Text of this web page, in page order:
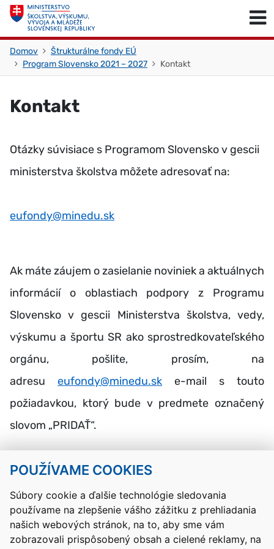
POUŽÍVAME COOKIES
Súbory cookie a ďalšie technológie sledovania
používame na zlepšenie vášho zážitku z prehliadania
našich webových stránok, na to, aby sme vám
zobrazovali prispôsobený obsah a cielené reklamy, na
Skočiť na obsah
Domov
Štrukturálne fondy EÚ
Program Slovensko 2021 – 2027
Kontakt
Kontakt
Otázky súvisiace s Programom Slovensko v gescii
ministerstva školstva môžete adresovať na:
eufondy@minedu.sk
Ak máte záujem o zasielanie noviniek a aktuálnych
informácií o oblastiach podpory z Programu
Slovensko v gescii Ministerstva školstva, vedy,
výskumu a športu SR ako sprostredkovateľského
orgánu, pošlite, prosím, na
adresu eufondy@minedu.sk e-mail s touto
požiadavkou, ktorý bude v predmete označený
slovom „PRIDAŤ“.
Skočiť na začiatok stránky
Kontakty Mapa stránky RSS
Vyhlásenie o prístupnosti
Nastavenia cookies